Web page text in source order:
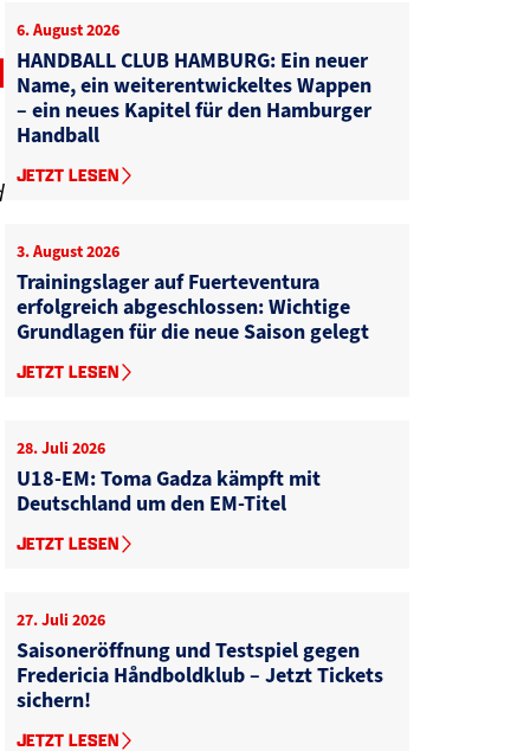
6. August 2026
HANDBALL CLUB HAMBURG: Ein neuer
Name, ein weiterentwickeltes Wappen
– ein neues Kapitel für den Hamburger
Handball
JETZT LESEN
3. August 2026
Trainingslager auf Fuerteventura
erfolgreich abgeschlossen: Wichtige
Grundlagen für die neue Saison gelegt
JETZT LESEN
28. Juli 2026
U18-EM: Toma Gadza kämpft mit
Deutschland um den EM-Titel
JETZT LESEN
27. Juli 2026
Saisoneröffnung und Testspiel gegen
Fredericia Håndboldklub – Jetzt Tickets
sichern!
JETZT LESEN